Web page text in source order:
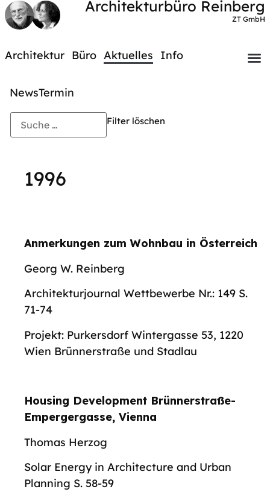
Architekturbüro Reinberg
ZT GmbH
Architektur Büro Aktuelles Info
NewsTermin
Filter löschen
1996
Anmerkungen zum Wohnbau in Österreich
Georg W. Reinberg
Architekturjournal Wettbewerbe Nr.: 149 S.
71-74
Projekt: Purkersdorf Wintergasse 53, 1220
Wien Brünnerstraße und Stadlau
Housing Development Brünnerstraße-
Empergergasse, Vienna
Thomas Herzog
Solar Energy in Architecture and Urban
Planning S. 58-59